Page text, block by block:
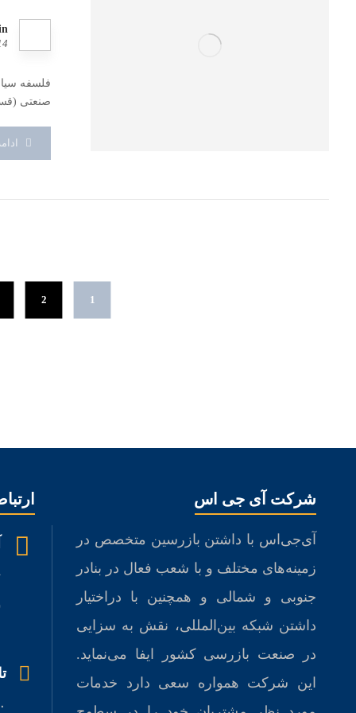
فلسفه
صنعتی (قسمت 2) قسمت دوم: سه
1
2
شركت آی جی اس
آی‌جی‌اس با داشتن بازرسین متخصص در
زمینه‌های مختلف و با شعب فعال در بنادر
جنوبی و شمالی و همچنين با دراختيار
داشتن شبکه بین‌المللی، نقش به سزايی
در صنعت بازرسی كشور ايفا می‌نماید.
این شرکت همواره سعی دارد خدمات